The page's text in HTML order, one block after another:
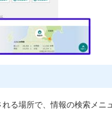
る場所で、情報の検索メニ